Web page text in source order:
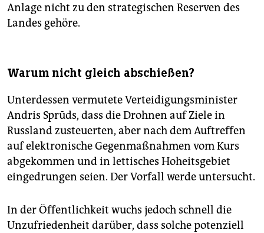
Anlage nicht zu den strategischen Reserven des
Landes gehöre.
Warum nicht gleich abschießen?
Unterdessen vermutete Verteidigungsminister
Andris Sprūds, dass die Drohnen auf Ziele in
Russland zusteuerten, aber nach dem Auftreffen
auf elektronische Gegenmaßnahmen vom Kurs
abgekommen und in lettisches Hoheitsgebiet
eingedrungen seien. Der Vorfall werde untersucht.
In der Öffentlichkeit wuchs jedoch schnell die
Unzufriedenheit darüber, dass solche potenziell